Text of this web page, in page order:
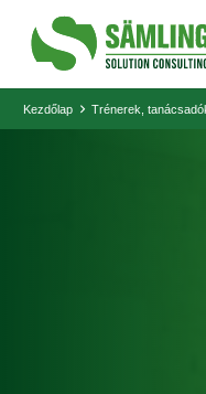
Kezdőlap Trénerek,